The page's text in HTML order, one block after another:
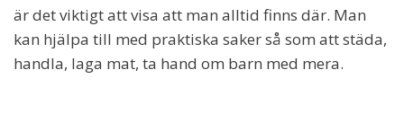
är det viktigt att visa att man alltid finns där. Man
kan hjälpa till med praktiska saker så som att städa,
handla, laga mat, ta hand om barn med mera.